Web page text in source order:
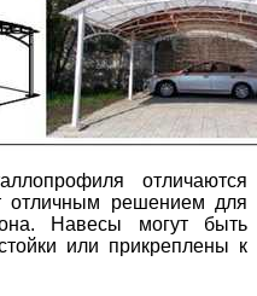
отличаются
отличным решением для
Навесы могут быть
или прикреплены к